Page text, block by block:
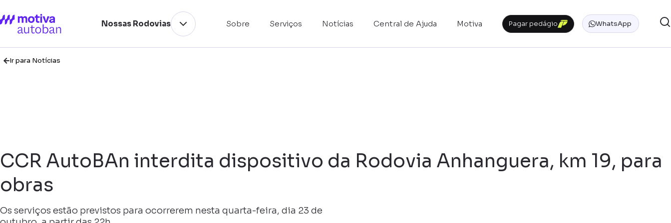
Nossas Rodovias Sobre Serviços Notícias Central de Ajuda Motiva Pagar pedágio WhatsApp
Ir para Notícias
CCR AutoBAn interdita dispositivo da Rodovia Anhanguera, km 19, para
obras
Os serviços estão previstos para ocorrerem nesta quarta-feira, dia 23 de